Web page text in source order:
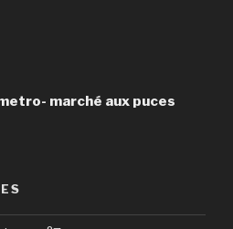
marché aux puces